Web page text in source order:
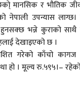
मानसिक र भौतिक
नेपाली उपन्यास लाग्छ।
भन्ने कुराको साथै
देखाइएको छ ।
गरेको काँचो कागज
हो । मूल्य रु.५९५।–